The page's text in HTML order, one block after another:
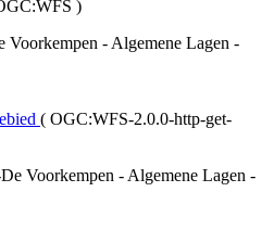
)
- Algemene Lagen -
( OGC:WFS-2.0.0-http-get-
Voorkempen - Algemene Lagen -